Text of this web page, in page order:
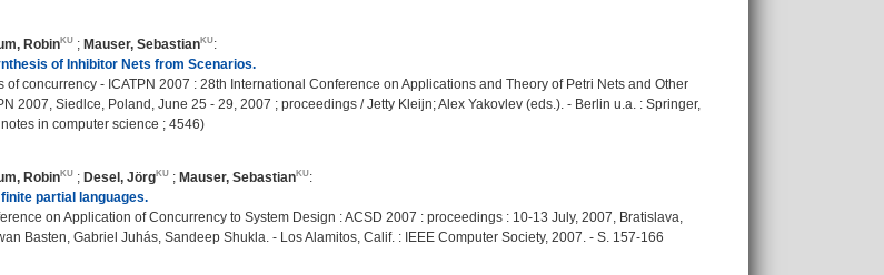
Robin ; Mauser, Sebastian
:
of Inhibitor Nets from Scenarios.
of concurrency - ICATPN 2007 : 28th International Conference on Applications and Theory of Petri Nets and Other
2007, Siedlce, Poland, June 25 - 29, 2007 ; proceedings / Jetty Kleijn; Alex Yakovlev (eds.). - Berlin u.a. : Springer,
in computer science ; 4546)
Robin ; Desel, Jörg ; Mauser, Sebastian
:
partial languages.
on Application of Concurrency to System Design : ACSD 2007 : proceedings : 10-13 July, 2007, Bratislava,
Basten, Gabriel Juhás, Sandeep Shukla. - Los Alamitos, Calif. : IEEE Computer Society, 2007. - S. 157-166